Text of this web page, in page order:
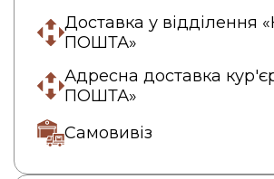
Доставка у відділення
ПОШТА»
Адресна доставка
ПОШТА»
Самовивіз